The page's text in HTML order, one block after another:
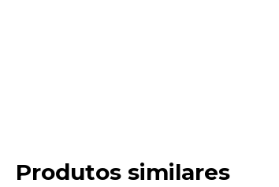
Produtos similares